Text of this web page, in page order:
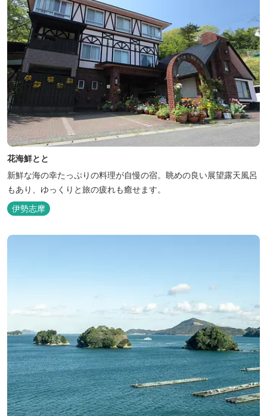
花海鮮とと
新鮮な海の幸たっぷりの料理が自慢の宿。眺めの良い展望露天風呂
もあり、ゆっくりと旅の疲れも癒せます。
伊勢志摩